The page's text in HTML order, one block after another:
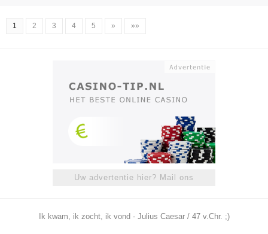
1 2 3 4 5 » »»
Uw advertentie hier? Mail ons
Ik kwam, ik zocht, ik vond - Julius Caesar / 47 v.Chr. ;)